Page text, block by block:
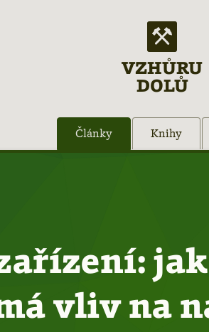
VZHŮRU
DOLŮ
Články Knihy
vliv na